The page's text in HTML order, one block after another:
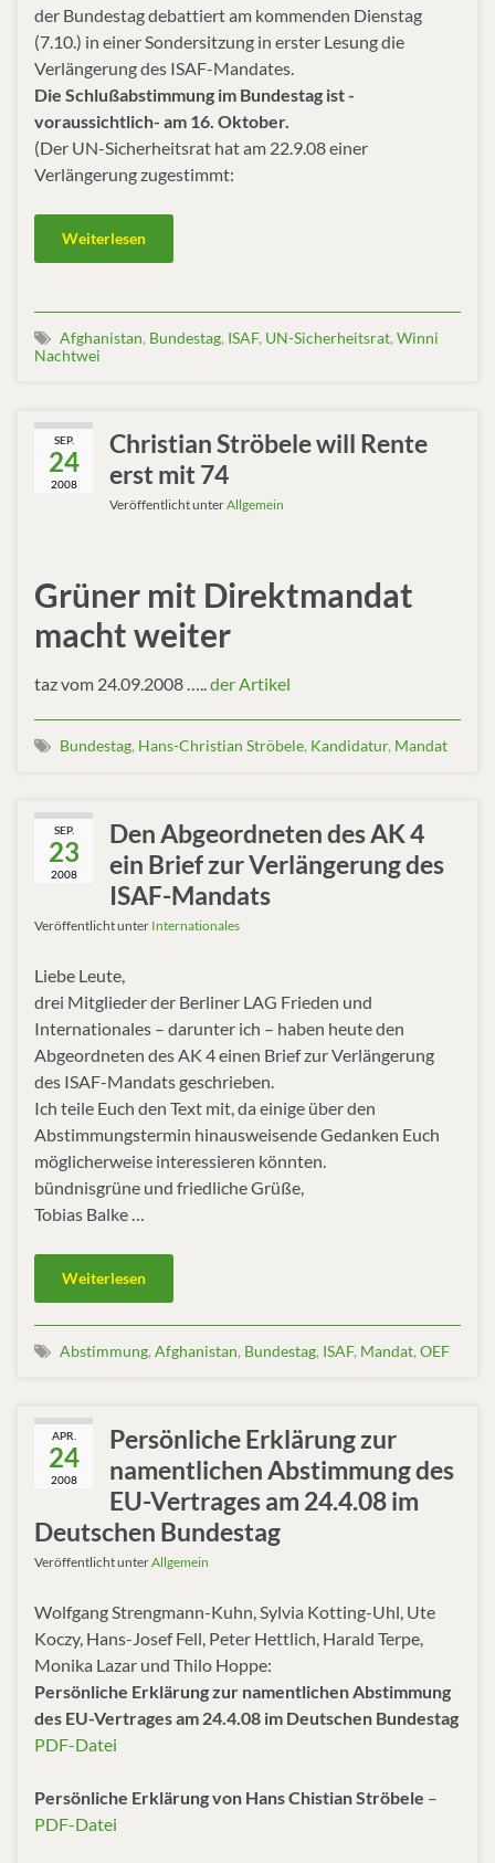
der Bundestag debattiert am kommenden Dienstag
(7.10.) in einer Sondersitzung in erster Lesung die
Verlängerung des ISAF-Mandates.
Die Schlußabstimmung im Bundestag ist -
voraussichtlich- am 16. Oktober.
(Der UN-Sicherheitsrat hat am 22.9.08 einer
Verlängerung zugestimmt:
Weiterlesen
Afghanistan, Bundestag, ISAF, UN-Sicherheitsrat, Winni
Nachtwei
SEP.
24
2008
Christian Ströbele will Rente
erst mit 74
Veröffentlicht unterAllgemein
Grüner mit Direktmandat
macht weiter
taz vom 24.09.2008 …..der Artikel
Bundestag, Hans-Christian Ströbele, Kandidatur, Mandat
SEP.
23
2008
Den Abgeordneten des AK 4
ein Brief zur Verlängerung des
ISAF-Mandats
Veröffentlicht unter Internationales
Liebe Leute,
drei Mitglieder der Berliner LAG Frieden und
Internationales – darunter ich – haben heute den
Abgeordneten des AK 4 einen Brief zur Verlängerung
des ISAF-Mandats geschrieben.
Ich teile Euch den Text mit, da einige über den
Abstimmungstermin hinausweisende Gedanken Euch
möglicherweise interessieren könnten.
bündnisgrüne und friedliche Grüße,
Tobias Balke …
Weiterlesen
Abstimmung, Afghanistan, Bundestag, ISAF, Mandat, OEF
APR.
24
2008
Persönliche Erklärung zur
namentlichen Abstimmung des
EU-Vertrages am 24.4.08 im
Deutschen Bundestag
Veröffentlicht unterAllgemein
Wolfgang Strengmann-Kuhn, Sylvia Kotting-Uhl, Ute
Koczy, Hans-Josef Fell, Peter Hettlich, Harald Terpe,
Monika Lazar und Thilo Hoppe:
Persönliche Erklärung zur namentlichen Abstimmung
des EU-Vertrages am 24.4.08 im Deutschen Bundestag
PDF-Datei
Persönliche Erklärung von Hans Chistian Ströbele –
PDF-Datei